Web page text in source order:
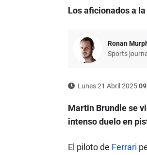
Los aficionados a
Ronan
Sports
Lunes 21 Abril 2025
Martin Brundle se
intenso duelo en
El piloto de Ferrari